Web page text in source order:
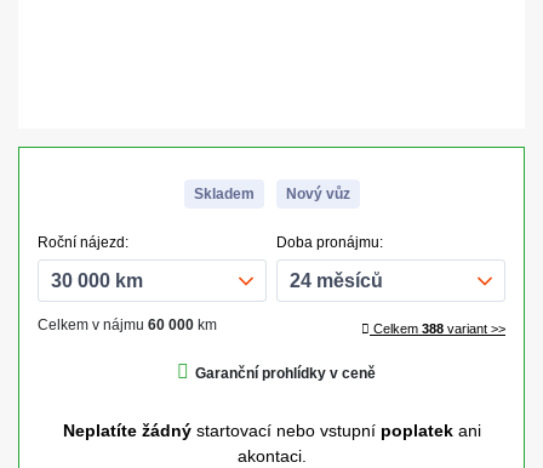
Skladem Nový vůz
Roční nájezd:
Celkem v nájmu 60 000 km
Doba pronájmu:
Celkem 388 variant >>
Garanční prohlídky v ceně
Neplatíte žádnýstartovací nebo vstupní poplatekani
akontaci.